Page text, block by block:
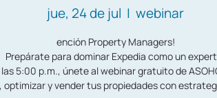
jue, 24 de jul
  |
webinar
ención Property Managers!
Prepárate para dominar Expedia como un
5:00 p.m., únete al webinar gratuito de
optimizar y vender tus propiedades con